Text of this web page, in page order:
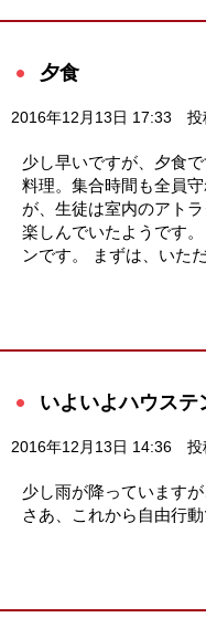
夕食
2016年12月13日 17:33 投
少し早いですが、夕食
料理。集合時間も全員
が、生徒は室内のアト
楽しんでいたようです
ンです。 まずは、いた
いよいよハウステ
2016年12月13日 14:36 投
少し雨が降っています
さあ、これから自由行動